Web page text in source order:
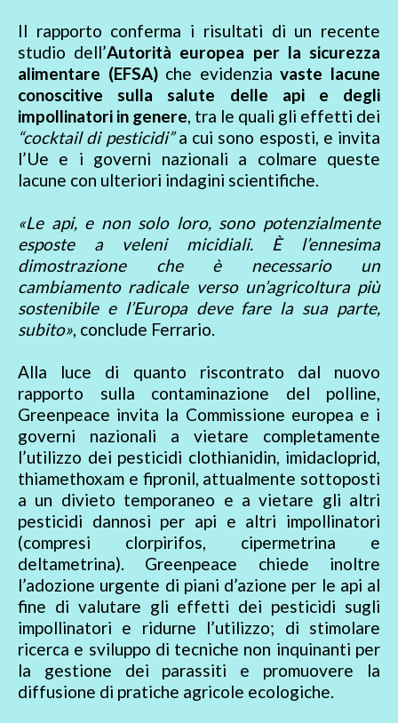
Il rapporto conferma i risultati di un recente
studio dell’Autorità europea per la sicurezza
alimentare (EFSA)che evidenziavaste lacune
conoscitive sulla salute delle api e degli
impollinatori in genere, tra le quali gli effetti dei
“cocktail di pesticidi”a cui sono esposti, e invita
l’Ue e i governi nazionali a colmare queste
lacune con ulteriori indagini scientifiche.
«Le api, e non solo loro, sono potenzialmente
esposte a veleni micidiali. È l’ennesima
dimostrazione che è necessario un
cambiamento radicale verso un’agricoltura più
sostenibile e l’Europa deve fare la sua parte,
subito», conclude Ferrario.
Alla luce di quanto riscontrato dal nuovo
rapporto sulla contaminazione del polline,
Greenpeace invita la Commissione europea e i
governi nazionali a vietare completamente
l’utilizzo dei pesticidi clothianidin, imidacloprid,
thiamethoxam e fipronil, attualmente sottoposti
a un divieto temporaneo e a vietare gli altri
pesticidi dannosi per api e altri impollinatori
(compresi clorpirifos, cipermetrina e
deltametrina). Greenpeace chiede inoltre
l’adozione urgente di piani d’azione per le api al
fine di valutare gli effetti dei pesticidi sugli
impollinatori e ridurne l’utilizzo; di stimolare
ricerca e sviluppo di tecniche non inquinanti per
la gestione dei parassiti e promuovere la
diffusione di pratiche agricole ecologiche.